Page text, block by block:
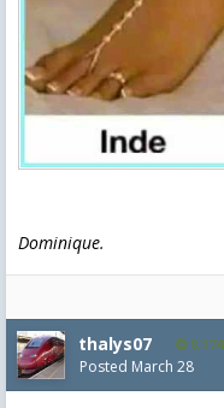
Dominique.
thalys07 8,174
Posted March 28